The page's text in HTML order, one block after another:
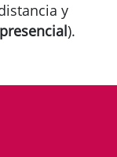
y
).